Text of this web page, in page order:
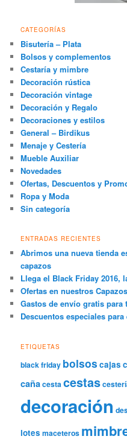
CATEGORÍAS
Bisutería – Plata
Bolsos y complementos
Cestaría y mimbre
Decoración rústica
Decoración vintage
Decoración y Regalo
Decoraciones y estilos
General – Birdikus
Menaje y Cestería
Mueble Auxiliar
Novedades
Ofertas, Descuentos y
Ropa y Moda
Sin categoría
ENTRADAS RECIENTES
Abrimos una nueva tienda
capazos
Llega el Black Friday 2016,
Ofertas en nuestros
Gastos de envío gratis para
Descuentos especiales
ETIQUETAS
black friday bolsos cajas
cañacestacestas
decoración
lotes maceteros